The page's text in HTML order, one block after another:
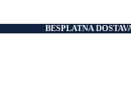
BESPLATNA
Podnice
Okvir